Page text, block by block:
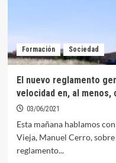
Formación Sociedad
El nuevo reglamento
velocidad en, al menos,
03/06/2021
Esta mañana hablamos
Vieja, Manuel Cerro,
reglamento...